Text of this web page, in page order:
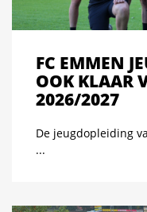
FC EMMEN
OOK KLAAR
2026/2027
De jeugdopleiding
...